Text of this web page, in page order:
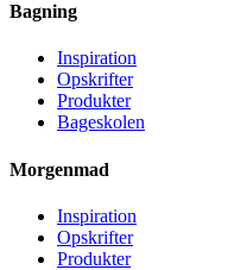
Bagning
Inspiration
Opskrifter
Produkter
Bageskolen
Morgenmad
Inspiration
Opskrifter
Produkter